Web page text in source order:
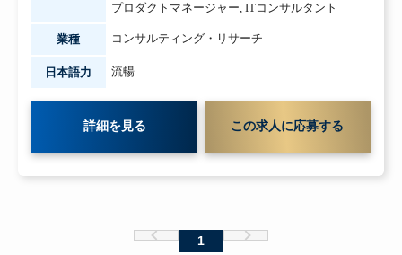
プロダクトマネージャー, ITコンサルタント
業種 コンサルティング・リサーチ
日本語力 流暢
詳細を見る この求人に応募する
1